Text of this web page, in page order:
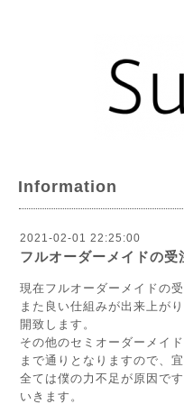
Information
2021-02-01 22:25:00
フルオーダーメイドの
現在フルオーダーメイドの
また良い仕組みが出来上が
開致します。
その他のセミオーダーメイ
まで通りとなりますので、
全ては僕の力不足が原因で
いきます。